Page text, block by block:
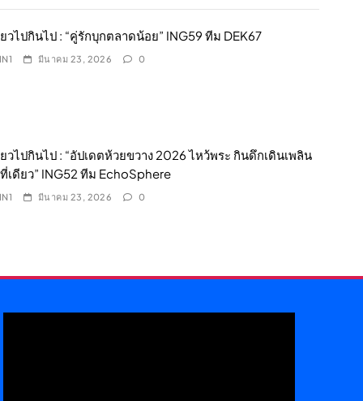
วไปกินไป : “คู่รักบุกตลาดน้อย” ING59 ทีม DEK67
มีนาคม 23, 2026 0
ยวไปกินไป : “อัปเดตห้วยขวาง 2026 ไหว้พระ กินดึกเดินเพลิน
เดียว” ING52 ทีม EchoSphere
มีนาคม 23, 2026 0